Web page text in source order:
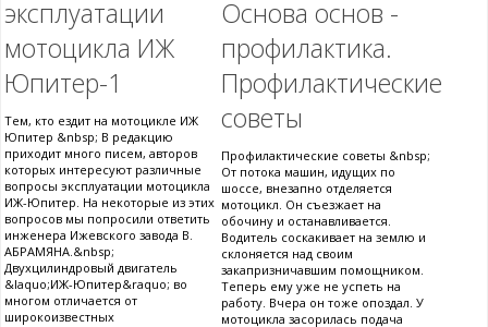
эксплуатации
мотоцикла ИЖ
Юпитер-1
Тем, кто ездит на мотоцикле ИЖ
Юпитер &nbsp; В редакцию
приходит много писем, авторов
которых интересуют различные
вопросы эксплуатации мотоцикла
ИЖ-Юпитер. На некоторые из этих
вопросов мы попросили ответить
инженера Ижевского завода В.
АБРАМЯНА.&nbsp;
Двухцилиндровый двигатель
&laquo;ИЖ-Юпитер&raquo; во
многом отличается от
широкоизвестных
Основа основ -
профилактика.
Профилактические
советы
Профилактические советы &nbsp;
От потока машин, идущих по
шоссе, внезапно отделяется
мотоцикл. Он съезжает на
обочину и останавливается.
Водитель соскакивает на землю и
склоняется над своим
закапризничавшим помощником.
Теперь ему уже не успеть на
работу. Вчера он тоже опоздал. У
мотоцикла засорилась подача